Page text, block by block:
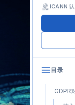
ICANN
目录
GDPR